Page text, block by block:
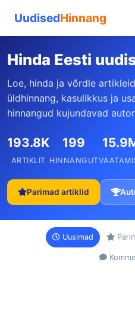
UudisedHinnang
Hinda Eesti
Loe, hinda ja võrdle
üldhinnang, kasulikkus ja
hinnangud kujundavad
193.8K
ARTIKLIT
199
HINNANGUT
Parimad artiklid
Uusimad